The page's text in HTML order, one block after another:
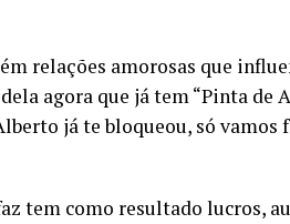
relações amorosas que
agora que já tem “Pinta de
já te bloqueou, só vamos
tem como resultado lucros,